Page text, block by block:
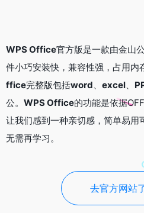
WPS Office官方版是一款由金山
件小巧安装快，兼容性强，占用内
ffice完整版包括word、 excel、
公。 WPS Office的功能是依据
让我们感到一种亲切感，简单易用
无需再学习。
去官方网站